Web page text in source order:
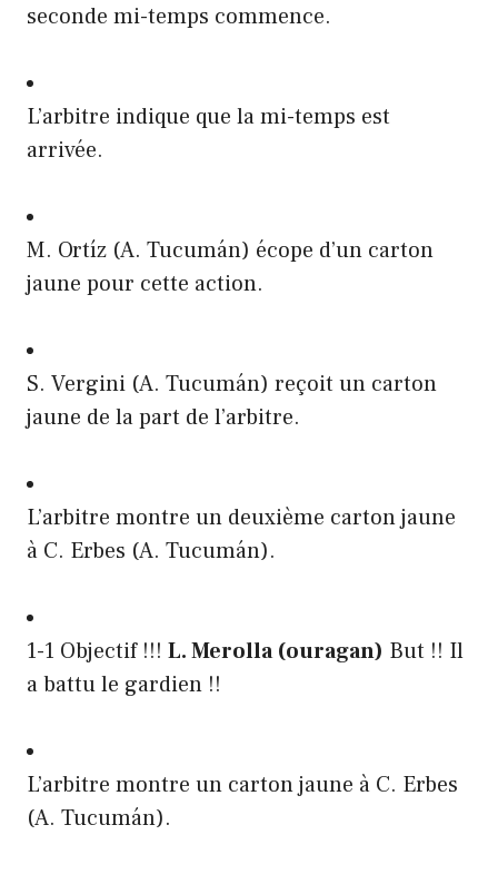
seconde mi-temps commence.
L’arbitre indique que la mi-temps est
arrivée.
M. Ortíz (A. Tucumán) écope d’un carton
jaune pour cette action.
S. Vergini (A. Tucumán) reçoit un carton
jaune de la part de l’arbitre.
L’arbitre montre un deuxième carton jaune
à C. Erbes (A. Tucumán).
1-1 Objectif !!! L. Merolla (ouragan) But !! Il
a battu le gardien !!
L’arbitre montre un carton jaune à C. Erbes
(A. Tucumán).